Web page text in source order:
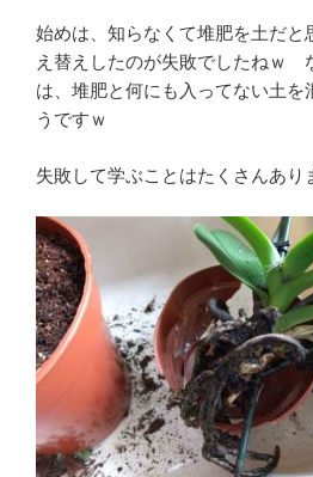
始めは、知らなくて堆肥を土だと
え替えしたのが失敗でしたねｗ
は、堆肥と何にも入ってない土を
うですｗ
失敗して学ぶことはたくさんあり